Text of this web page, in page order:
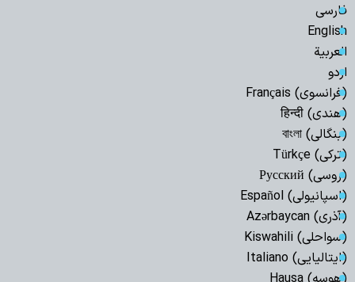
فارسی
English
العربیة
اردو
(فرانسوی) Français
(هندی) हिन्दी
(بنگالی) বাংলা
(ترکی) Türkçe
(روسی) Русский
(اسپانیولی) Español
(آذری) Azərbaycan
(سواحلی) Kiswahili
(ایتالیایی) Italiano